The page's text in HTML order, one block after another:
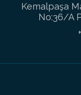
Kemalpaşa
No:36/A